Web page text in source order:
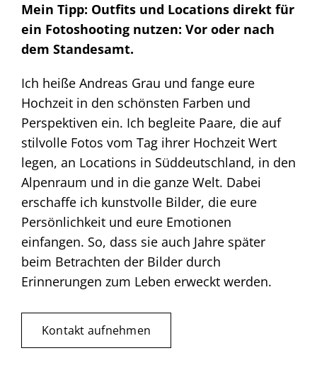
Mein Tipp: Outfits und Locations direkt für
ein Fotoshooting nutzen: Vor oder nach
dem Standesamt.
Ich heiße Andreas Grau und fange eure
Hochzeit in den schönsten Farben und
Perspektiven ein. Ich begleite Paare, die auf
stilvolle Fotos vom Tag ihrer Hochzeit Wert
legen, an Locations in Süddeutschland, in den
Alpenraum und in die ganze Welt. Dabei
erschaffe ich kunstvolle Bilder, die eure
Persönlichkeit und eure Emotionen
einfangen. So, dass sie auch Jahre später
beim Betrachten der Bilder durch
Erinnerungen zum Leben erweckt werden.
Kontakt aufnehmen